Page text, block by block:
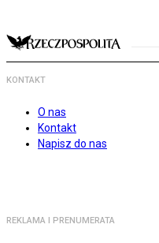
KONTAKT
O nas
Kontakt
Napisz do nas
REKLAMA I PRENUMERATA